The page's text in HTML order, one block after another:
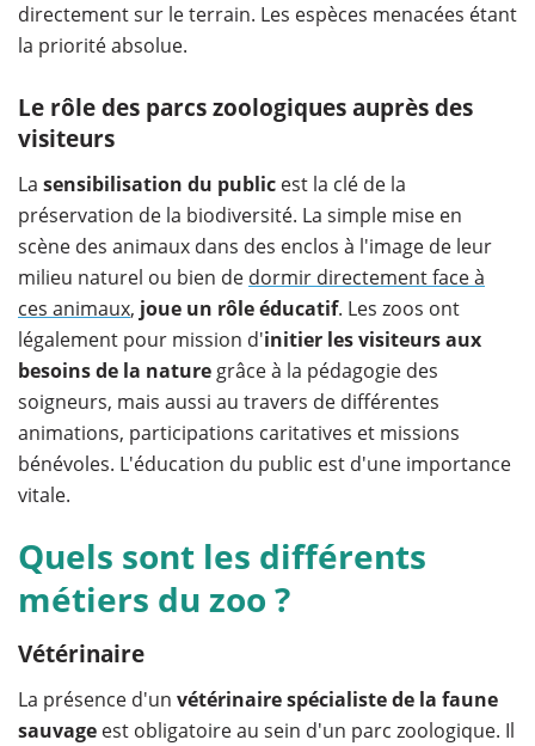
directement sur le terrain. Les espèces menacées étant
la priorité absolue.
Le rôle des parcs zoologiques auprès des
visiteurs
La sensibilisation du public est la clé de la
préservation de la biodiversité. La simple mise en
scène des animaux dans des enclos à l'image de leur
milieu naturel ou bien de dormir directement face à
ces animaux, joue un rôle éducatif. Les zoos ont
légalement pour mission d'initier les visiteurs aux
besoins de la nature grâce à la pédagogie des
soigneurs, mais aussi au travers de différentes
animations, participations caritatives et missions
bénévoles. L'éducation du public est d'une importance
vitale.
Quels sont les différents
métiers du zoo ?
Vétérinaire
La présence d'un vétérinaire spécialiste de la faune
sauvage est obligatoire au sein d'un parc zoologique. Il